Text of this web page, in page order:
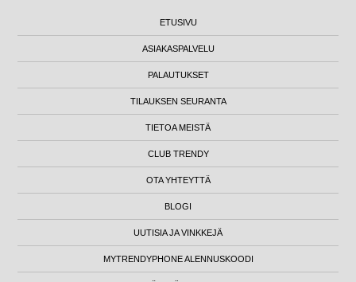
ETUSIVU
ASIAKASPALVELU
PALAUTUKSET
TILAUKSEN SEURANTA
TIETOA MEISTÄ
CLUB TRENDY
OTA YHTEYTTÄ
BLOGI
UUTISIA JA VINKKEJÄ
MYTRENDYPHONE ALENNUSKOODI